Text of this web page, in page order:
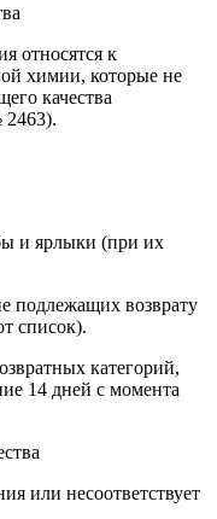
относятся к
химии, которые не
качества
2463).
и ярлыки (при их
подлежащих возврату
список).
категорий,
14 дней с момента
или несоответствует